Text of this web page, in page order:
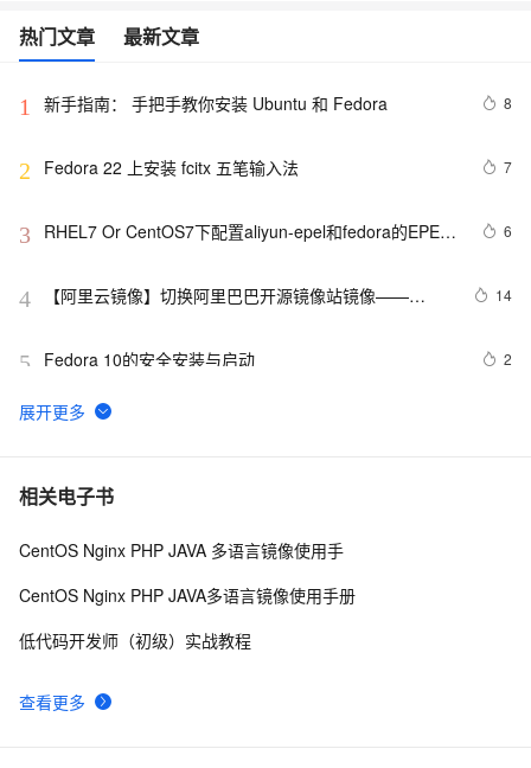
热门文章 最新文章
1 新手指南： 手把手教你安装 Ubuntu 和 Fedora 8
2 Fedora 22 上安装 fcitx 五笔输入法 7
3
RHEL7 Or CentOS7下配置aliyun-epel和fedora的EPEL
6
4
【阿里云镜像】切换阿里巴巴开源镜像站镜像——
14
5 Fedora 10的安全安装与启动 2
6 关于FEDORA15下MP3标签乱码问题解决
7 Fedora32 Server版安装与初体验
8 Fedora 升级之旅：从 Fedora 39 迈向 Fedora 40
相关电子书
查看更多
CentOS Nginx PHP JAVA 多语言镜像使用手
CentOS Nginx PHP JAVA多语言镜像使用手册
低代码开发师（初级）实战教程